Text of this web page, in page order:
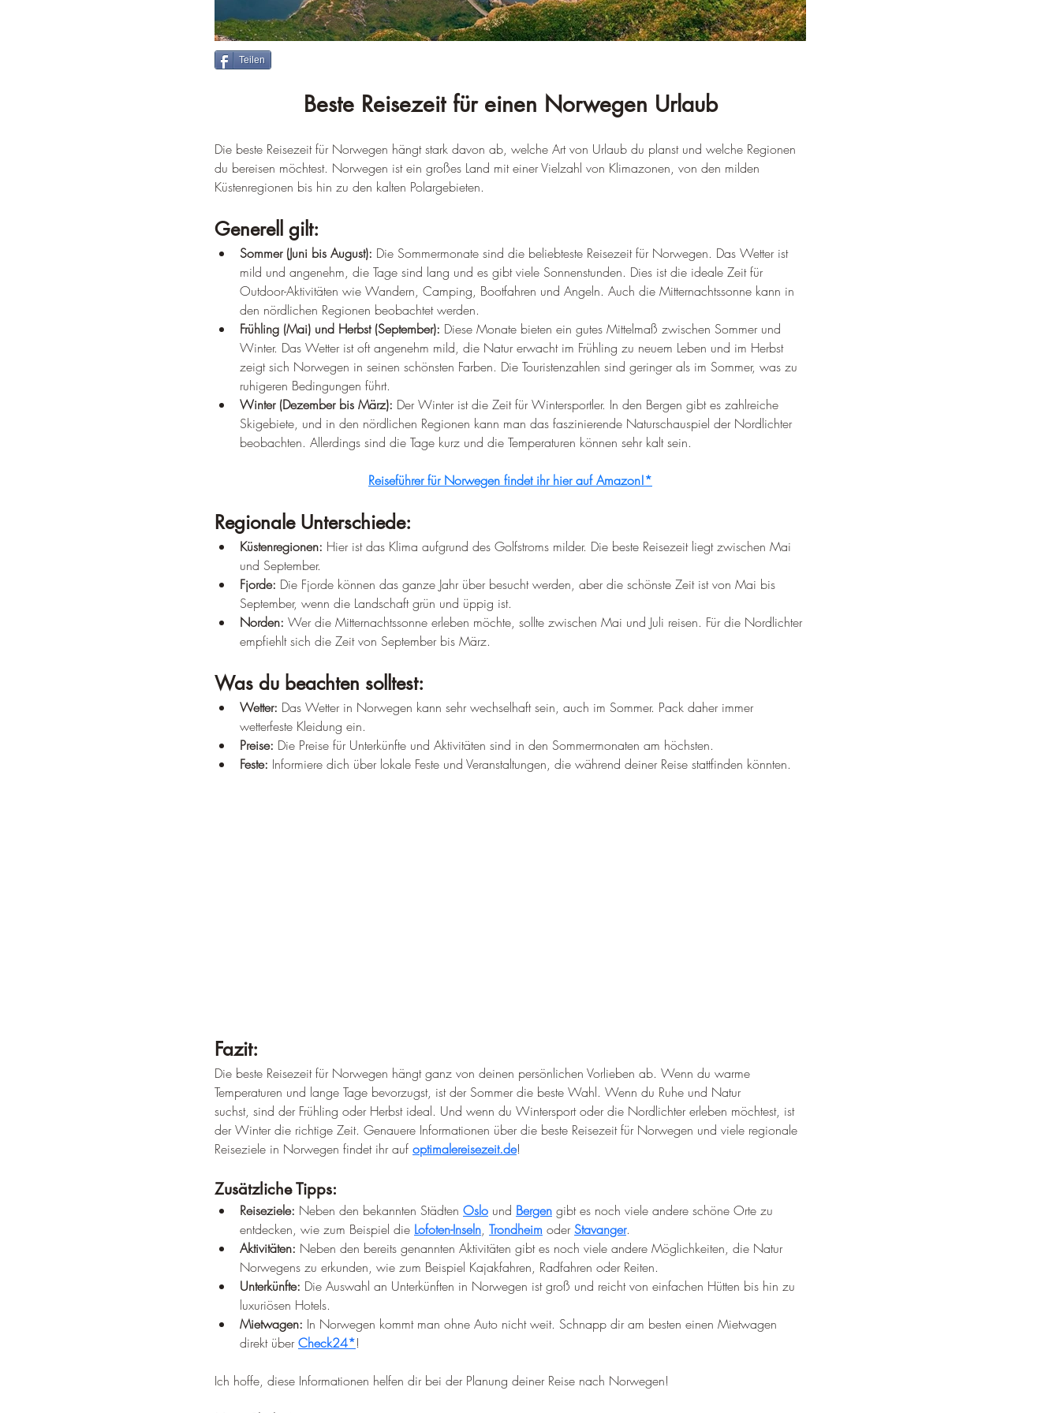
–¡
Teilen
Beste Reisezeit für einen Norwegen Urlaub
Die beste Reisezeit für Norwegen hängt stark davon ab, welche Art von Urlaub du planst und welche Regionen
du bereisen möchtest. Norwegen ist ein großes Land mit einer Vielzahl von Klimazonen, von den milden
Küstenregionen bis hin zu den kalten Polargebieten.
Generell gilt:
Sommer (Juni bis August): Die Sommermonate sind die beliebteste Reisezeit für Norwegen. Das Wetter ist
mild und angenehm, die Tage sind lang und es gibt viele Sonnenstunden. Dies ist die ideale Zeit für
Outdoor-Aktivitäten wie Wandern, Camping, Bootfahren und Angeln. Auch die Mitternachtssonne kann in
den nördlichen Regionen beobachtet werden.
Frühling (Mai) und Herbst (September): Diese Monate bieten ein gutes Mittelmaß zwischen Sommer und
Winter. Das Wetter ist oft angenehm mild, die Natur erwacht im Frühling zu neuem Leben und im Herbst
zeigt sich Norwegen in seinen schönsten Farben. Die Touristenzahlen sind geringer als im Sommer, was zu
ruhigeren Bedingungen führt.
Winter (Dezember bis März): Der Winter ist die Zeit für Wintersportler. In den Bergen gibt es zahlreiche
Skigebiete, und in den nördlichen Regionen kann man das faszinierende Naturschauspiel der Nordlichter
beobachten. Allerdings sind die Tage kurz und die Temperaturen können sehr kalt sein.
Reiseführer für Norwegen findet ihr hier auf Amazon!*
Regionale Unterschiede:
Küstenregionen: Hier ist das Klima aufgrund des Golfstroms milder. Die beste Reisezeit liegt zwischen Mai
und September.
Fjorde: Die Fjorde können das ganze Jahr über besucht werden, aber die schönste Zeit ist von Mai bis
September, wenn die Landschaft grün und üppig ist.
Norden: Wer die Mitternachtssonne erleben möchte, sollte zwischen Mai und Juli reisen. Für die Nordlichter
empfiehlt sich die Zeit von September bis März.
Was du beachten solltest:
Wetter: Das Wetter in Norwegen kann sehr wechselhaft sein, auch im Sommer. Pack daher immer
wetterfeste Kleidung ein.
Preise: Die Preise für Unterkünfte und Aktivitäten sind in den Sommermonaten am höchsten.
Feste: Informiere dich über lokale Feste und Veranstaltungen, die während deiner Reise stattfinden könnten.
Fazit:
Die beste Reisezeit für Norwegen hängt ganz von deinen persönlichen Vorlieben ab. Wenn du warme
Temperaturen und lange Tage bevorzugst, ist der Sommer die beste Wahl. Wenn du Ruhe und Natur
suchst, sind der Frühling oder Herbst ideal. Und wenn du Wintersport oder die Nordlichter erleben möchtest, ist
der Winter die richtige Zeit. Genauere Informationen über die beste Reisezeit für Norwegen und viele regionale
Reiseziele in Norwegen findet ihr auf optimalereisezeit.de!
Zusätzliche Tipps:
Reiseziele: Neben den bekannten Städten Oslo und Bergen gibt es noch viele andere schöne Orte zu
entdecken, wie zum Beispiel die Lofoten-Inseln, Trondheim oder Stavanger.
Aktivitäten: Neben den bereits genannten Aktivitäten gibt es noch viele andere Möglichkeiten, die Natur
Norwegens zu erkunden, wie zum Beispiel Kajakfahren, Radfahren oder Reiten.
Unterkünfte: Die Auswahl an Unterkünften in Norwegen ist groß und reicht von einfachen Hütten bis hin zu
luxuriösen Hotels.
Mietwagen: In Norwegen kommt man ohne Auto nicht weit. Schnapp dir am besten einen Mietwagen
direkt über Check24*!
Ich hoffe, diese Informationen helfen dir bei der Planung deiner Reise nach Norwegen!